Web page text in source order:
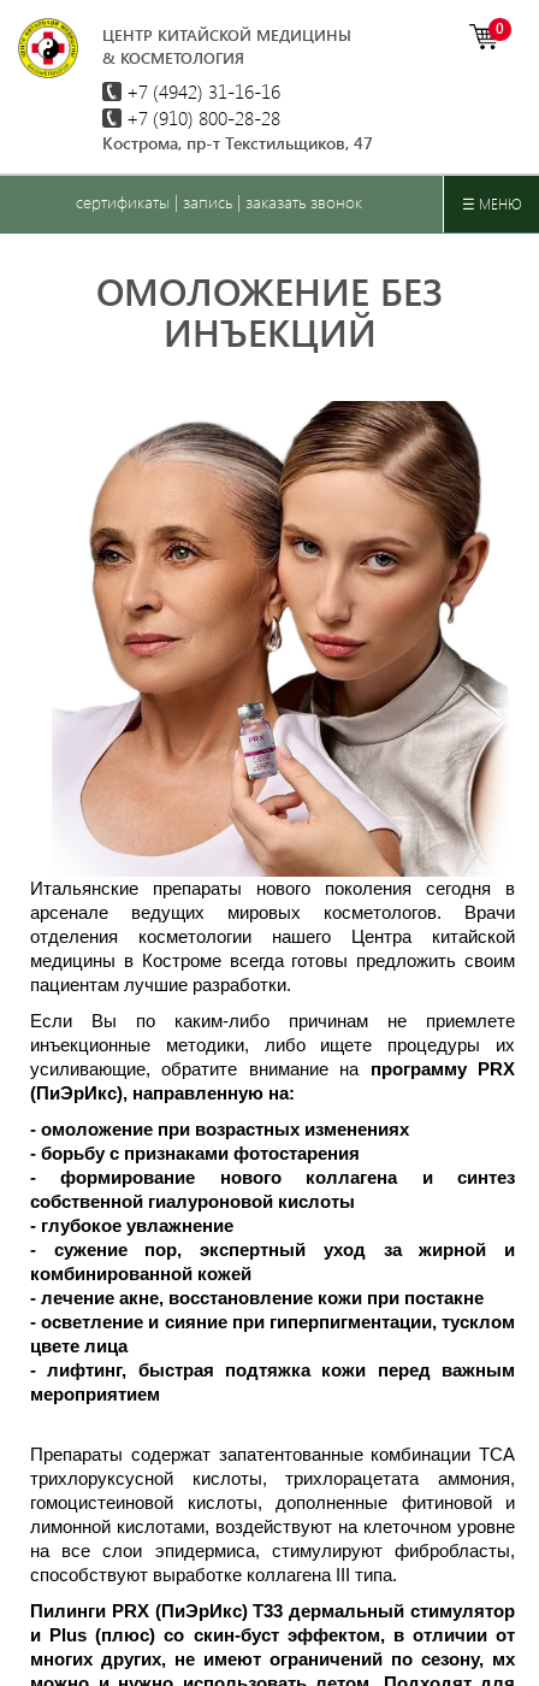
ЦЕНТР КИТАЙСКОЙ МЕДИЦИНЫ
& КОСМЕТОЛОГИЯ
+7 (4942) 31-16-16
0
+7 (910) 800-28-28
Кострома, пр-т Текстильщиков, 47
сертификаты | запись| заказать звонок ☰ МЕНЮ
ОМОЛОЖЕНИЕ БЕЗ
ИНЪЕКЦИЙ
Итальянские препараты нового поколения сегодня в
арсенале ведущих мировых косметологов. Врачи
отделения косметологии нашего Центра китайской
медицины в Костроме всегда готовы предложить своим
пациентам лучшие разработки.
Если Вы по каким-либо причинам не приемлете
инъекционные методики, либо ищете процедуры их
усиливающие, обратите внимание на программу PRX
(ПиЭрИкс), направленную на:
- омоложение при возрастных изменениях
- борьбу с признаками фотостарения
- формирование нового коллагена и синтез
собственной гиалуроновой кислоты
- глубокое увлажнение
- сужение пор, экспертный уход за жирной и
комбинированной кожей
- лечение акне, восстановление кожи при постакне
- осветление и сияние при гиперпигментации, тусклом
цвете лица
- лифтинг, быстрая подтяжка кожи перед важным
мероприятием
Препараты содержат запатентованные комбинации ТСА
трихлоруксусной кислоты, трихлорацетата аммония,
гомоцистеиновой кислоты, дополненные фитиновой и
лимонной кислотами, воздействуют на клеточном уровне
на все слои эпидермиса, стимулируют фибробласты,
способствуют выработке коллагена III типа.
Пилинги PRX (ПиЭрИкс) Т33 дермальный стимулятор
и Plus (плюс) со скин-буст эффектом, в отличии от
многих других, не имеют ограничений по сезону, мх